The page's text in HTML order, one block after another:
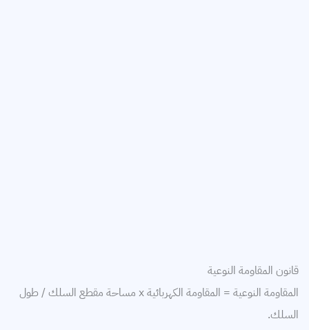
قانون المقاومة النوعية
المقاومة النوعية = المقاومة الكهربائية x مساحة مقطع السلك / طول
السلك.